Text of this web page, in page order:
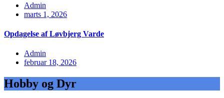
Admin
marts 1, 2026
Opdagelse af Løvbjerg Varde
Admin
februar 18, 2026
Hobby og Dyr